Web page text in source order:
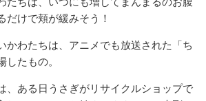
だけで頬が緩みそう！
かわたちは、アニメでも放送された「ち
たもの。
、ある日うさぎがリサイクルショップで